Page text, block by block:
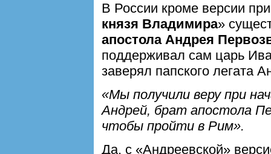
В России кроме версии
князя Владимира»
апостола Андрея
поддерживал сам царь
заверял папского легата
«Мы получили веру при
Андрей, брат апостола
чтобы пройти в Рим».
Да, с «Андреевской»